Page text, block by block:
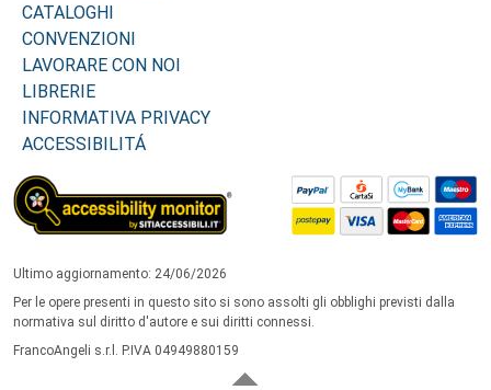
CATALOGHI
CONVENZIONI
LAVORARE CON NOI
LIBRERIE
INFORMATIVA PRIVACY
ACCESSIBILITÁ
Ultimo aggiornamento: 24/06/2026
Per le opere presenti in questo sito si sono assolti gli obblighi previsti dalla
normativa sul diritto d'autore e sui diritti connessi.
FrancoAngeli s.r.l. P.IVA 04949880159